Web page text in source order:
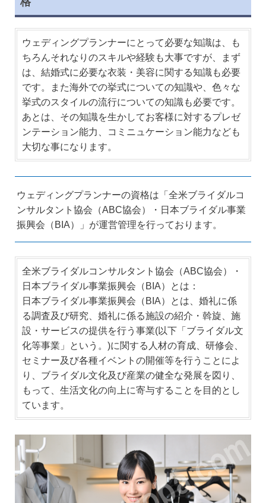
ウェディングプランナーにとって必要な知識は、も
ちろんそれなりのスキルや経験も大事ですが、まず
は、結婚式に必要な衣装・美容に関する知識も必要
です。また海外での挙式についての知識や、色々な
挙式のスタイルの流行についての知識も必要です。
あとは、その知識を生かしてお客様に対するプレゼ
ンテーション能力、コミニュケーション能力なども
大切な事になります。
ウェディングプランナーの資格は「全米ブライダルコ
ンサルタント協会（ABC協会）・日本ブライダル事業
振興会（BIA）」が運営管理を行っております。
全米ブライダルコンサルタント協会（ABC協会）・
日本ブライダル事業振興会（BIA）とは：
日本ブライダル事業振興会（BIA）とは、婚礼に係
る調査及び研究、婚礼に係る施設の紹介・斡旋、施
設・サービスの提供を行う事業(以下「ブライダル文
化等事業」という。)に関する人材の育成、研修会、
セミナー及び各種イベントの開催等を行うことによ
り、ブライダル文化及び産業の健全な発展を図り、
もって、生活文化の向上に寄与することを目的とし
ています。